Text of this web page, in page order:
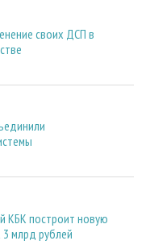
своих ДСП в
КБК построит новую
млрд рублей